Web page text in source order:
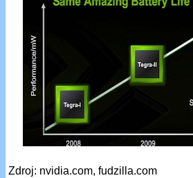
Zdroj: nvidia.com, fudzilla.com